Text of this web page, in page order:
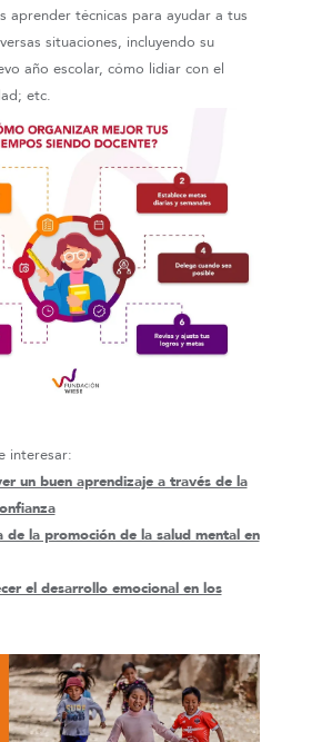
aprender técnicas para ayudar a tus
situaciones, incluyendo su
año escolar, cómo lidiar con el
etc.
interesar:
un buen aprendizaje a través de la
de la promoción de la salud mental en
el desarrollo emocional en los